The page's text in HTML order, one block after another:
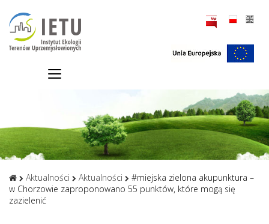
Aktualności Aktualności
#miejska zielona akupunktura –
w Chorzowie zaproponowano 55 punktów, które mogą się
zazielenić